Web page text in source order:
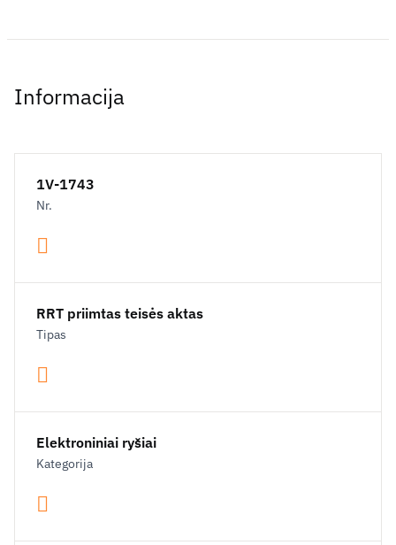
Informacija
1V-1743
Nr.
RRT priimtas teisės aktas
Tipas
Elektroniniai ryšiai
Kategorija